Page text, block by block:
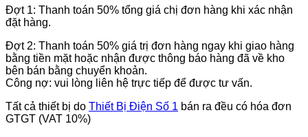
Đợt 1: Thanh toán 50% tổng giá chị đơn hàng khi xác nhận
đặt hàng.
Đợt 2: Thanh toán 50% giá trị đơn hàng ngay khi giao hàng
bằng tiền mặt hoặc nhận được thông báo hàng đã về kho
bên bán bằng chuyển khoản.
Công nợ: vui lòng liên hệ trực tiếp để được tư vấn.
Tất cả thiết bị do Thiết Bị Điện Số 1 bán ra đều có hóa đơn
GTGT (VAT 10%)